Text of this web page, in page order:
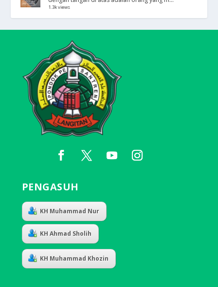
1.3k views
PENGASUH
KH Muhammad Nur
KH Ahmad Sholih
KH Muhammad Khozin